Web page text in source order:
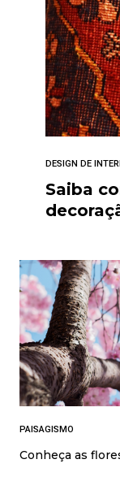
DESIGN DE
Saiba
PAISAGISMO
Conheça as